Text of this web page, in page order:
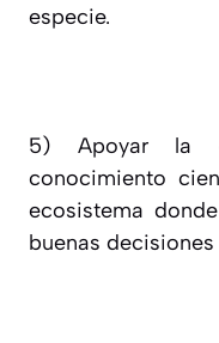
especie.
5) Apoyar la
conocimiento
ecosistema
buenas